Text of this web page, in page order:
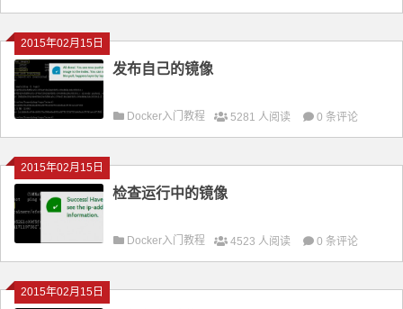
2015年02月15日
发布自己的镜像
Docker入门教程 5281 人阅读 0 条评论
2015年02月15日
检查运行中的镜像
Docker入门教程 4523 人阅读 0 条评论
2015年02月15日